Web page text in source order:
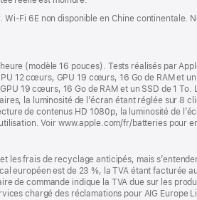
6E non disponible en Chine continentale.
(modèle 16 pouces). Tests réalisés par
12 cœurs, GPU 19 cœurs, 16 Go de RAM et
19 cœurs, 16 Go de RAM et un SSD de 1
la luminosité de l’écran étant réglée sur 8
de contenus HD 1080p, la luminosité de
Voir www.apple.com/fr/batteries pour
les frais de recyclage anticipés, mais
européen est de 23 %, la TVA étant facturée
de commande indique la TVA due sur les
chargé des réclamations pour AIG Europe